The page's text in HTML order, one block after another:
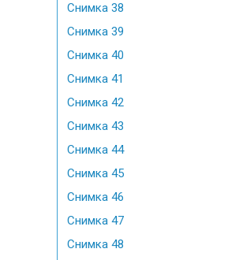
Снимка 38
Снимка 39
Снимка 40
Снимка 41
Снимка 42
Снимка 43
Снимка 44
Снимка 45
Снимка 46
Снимка 47
Снимка 48